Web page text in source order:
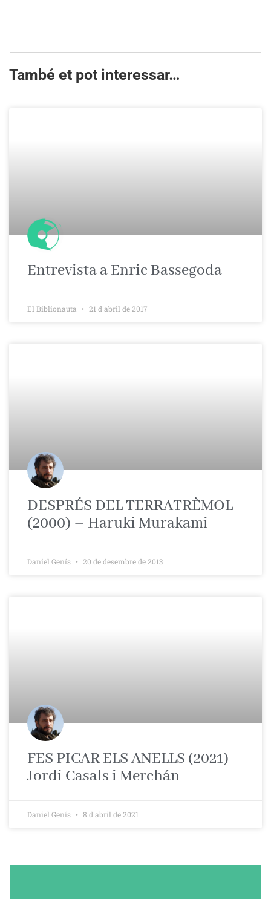
També et pot interessar…
Entrevista a Enric Bassegoda
El Biblionauta 21 d'abril de 2017
DESPRÉS DEL TERRATRÈMOL
(2000) – Haruki Murakami
Daniel Genís 20 de desembre de 2013
FES PICAR ELS ANELLS (2021) –
Jordi Casals i Merchán
Daniel Genís 8 d'abril de 2021